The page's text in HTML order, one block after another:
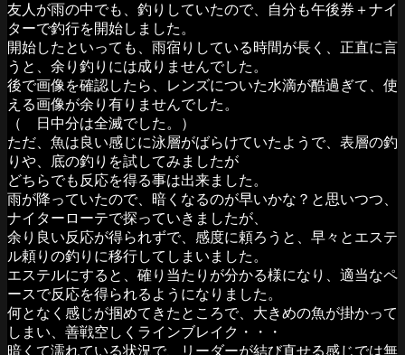
友人が雨の中でも、釣りしていたので、自分も午後券＋ナイ
ターで釣行を開始しました。
開始したといっても、雨宿りしている時間が長く、正直に言
うと、余り釣りには成りませんでした。
後で画像を確認したら、レンズについた水滴が酷過ぎて、使
える画像が余り有りませんでした。
（ 日中分は全滅でした。）
ただ、魚は良い感じに泳層がばらけていたようで、表層の釣
りや、底の釣りを試してみましたが
どちらでも反応を得る事は出来ました。
雨が降っていたので、暗くなるのが早いかな？と思いつつ、
ナイターローテで探っていきましたが、
余り良い反応が得られずで、感度に頼ろうと、早々とエステ
ル頼りの釣りに移行してしまいました。
エステルにすると、確り当たりが分かる様になり、適当なペ
ースで反応を得られるようになりました。
何となく感じが掴めてきたところで、大きめの魚が掛かって
しまい、善戦空しくラインブレイク・・・
暗くて濡れている状況で、リーダーが結び直せる感じでは無